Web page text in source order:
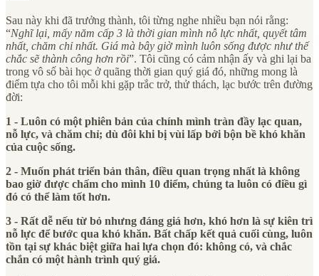
Sau này khi đã trưởng thành, tôi từng nghe nhiều bạn nói rằng:
“Nghĩ lại, mấy năm cấp 3 là thời gian mình nỗ lực nhất, quyết tâm
nhất, chăm chỉ nhất. Giá mà bây giờ mình luôn sống được như thế
chắc sẽ thành công hơn rồi”. Tôi cũng có cảm nhận ấy và ghi lại ba
trong vô số bài học ở quãng thời gian quý giá đó, những mong là
điểm tựa cho tôi mỗi khi gặp trắc trở, thử thách, lạc bước trên đường
đời:
1 - Luôn có một phiên bản của chính mình tràn đầy lạc quan,
nỗ lực, và chăm chỉ; dù đôi khi bị vùi lấp bởi bộn bề khó khăn
của cuộc sống.
2 - Muốn phát triển bản thân, điều quan trọng nhất là không
bao giờ được chấm cho mình 10 điểm, chúng ta luôn có điều gì
đó có thể làm tốt hơn.
3 - Rất dễ nếu từ bỏ nhưng đáng giá hơn, khó hơn là sự kiên trì
nỗ lực để bước qua khó khăn. Bất chấp kết quả cuối cùng, luôn
tồn tại sự khác biệt giữa hai lựa chọn đó: không có, và chắc
chắn có một hành trình quý giá.